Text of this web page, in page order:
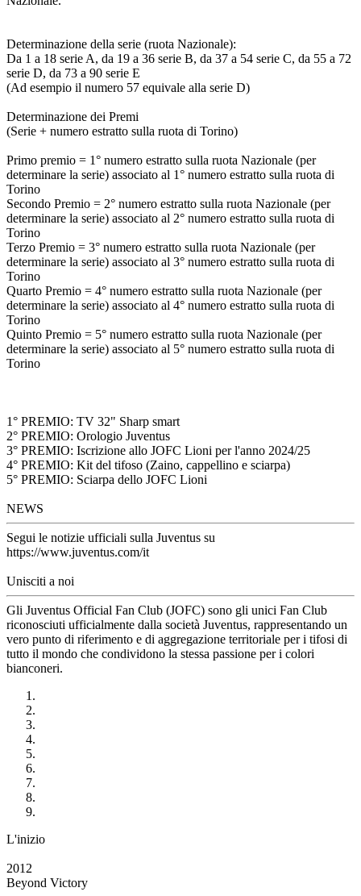
Determinazione della serie (ruota Nazionale):
Da 1 a 18 serie A, da 19 a 36 serie B, da 37 a 54 serie C, da 55 a 72
serie D, da 73 a 90 serie E
(Ad esempio il numero 57 equivale alla serie D)
Determinazione dei Premi
(Serie + numero estratto sulla ruota di Torino)
Primo premio = 1° numero estratto sulla ruota Nazionale (per
determinare la serie) associato al 1° numero estratto sulla ruota di
Torino
Secondo Premio = 2° numero estratto sulla ruota Nazionale (per
determinare la serie) associato al 2° numero estratto sulla ruota di
Torino
Terzo Premio = 3° numero estratto sulla ruota Nazionale (per
determinare la serie) associato al 3° numero estratto sulla ruota di
Torino
Quarto Premio = 4° numero estratto sulla ruota Nazionale (per
determinare la serie) associato al 4° numero estratto sulla ruota di
Torino
Quinto Premio = 5° numero estratto sulla ruota Nazionale (per
determinare la serie) associato al 5° numero estratto sulla ruota di
Torino
1° PREMIO: TV 32" Sharp smart
2° PREMIO: Orologio Juventus
3° PREMIO: Iscrizione allo JOFC Lioni per l'anno 2024/25
4° PREMIO: Kit del tifoso (Zaino, cappellino e sciarpa)
5° PREMIO: Sciarpa dello JOFC Lioni
NEWS
Segui le notizie ufficiali sulla Juventus su
https://www.juventus.com/it
Unisciti a noi
Gli Juventus Official Fan Club (JOFC) sono gli unici Fan Club
riconosciuti ufficialmente dalla società Juventus, rappresentando un
vero punto di riferimento e di aggregazione territoriale per i tifosi di
tutto il mondo che condividono la stessa passione per i colori
bianconeri.
L'inizio
2012
Beyond Victory